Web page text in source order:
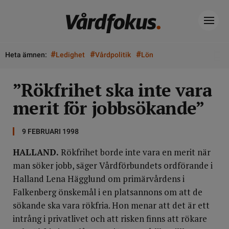
Heta ämnen: #Ledighet #Vårdpolitik #Lön
”Rökfrihet ska inte vara
merit för jobbsökande”
9 FEBRUARI 1998
HALLAND. Rökfrihet borde inte vara en merit när
man söker jobb, säger Vårdförbundets ordförande i
Halland Lena Hägglund om primärvårdens i
Falkenberg önskemål i en platsannons om att de
sökande ska vara rökfria. Hon menar att det är ett
intrång i privatlivet och att risken finns att rökare